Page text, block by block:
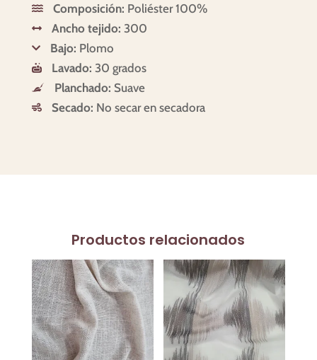
 Composición: Poliéster 100%
 Ancho tejido: 300
 Bajo: Plomo
 Lavado: 30 grados
 Planchado: Suave
 Secado: No secar en secadora
Productos relacionados